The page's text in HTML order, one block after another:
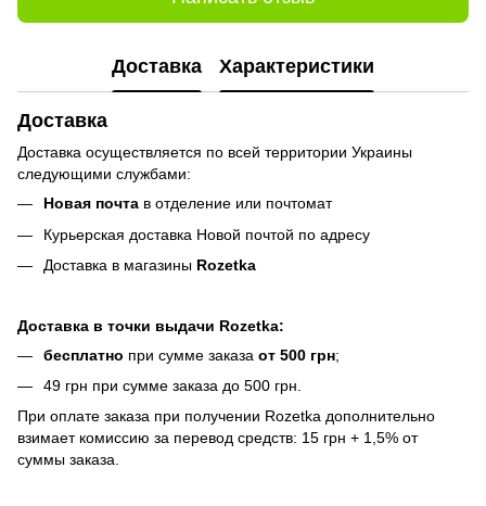
Доставка Характеристики
Доставка
Доставка осуществляется по всей территории Украины
следующими службами:
Новая почта в отделение или почтомат
Курьерская доставка Новой почтой по адресу
Доставка в магазины Rozetka
Доставка в точки выдачи Rozetka:
бесплатно при сумме заказа от 500 грн;
49 грн при сумме заказа до 500 грн.
При оплате заказа при получении Rozetka дополнительно
взимает комиссию за перевод средств: 15 грн + 1,5% от
суммы заказа.